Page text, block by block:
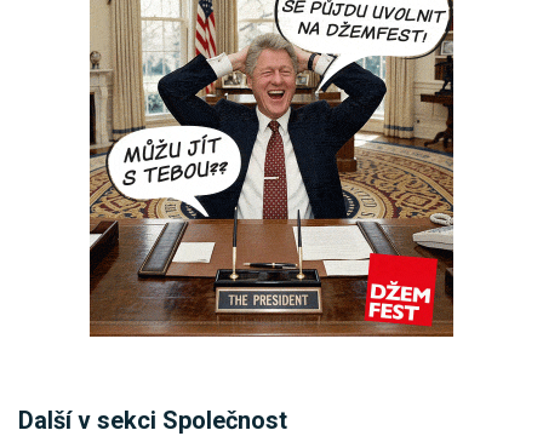
Další v sekci Společnost